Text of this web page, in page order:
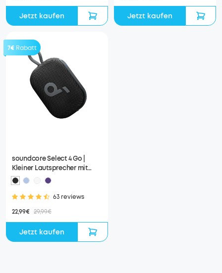
Jetzt kaufen Jetzt kaufen
7€ Rabatt
soundcore Select 4 Go |
Kleiner Lautsprecher mit
kräftigem Sound
63 reviews
22,99€ 29,99€
Jetzt kaufen